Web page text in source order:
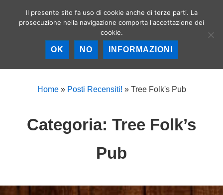
Birrerie artigianali a
Roma – La birra
artigianale nella
principaleHome» Posti Recensiti! » Tree Folk's Pub
Categoria: Tree Folk’s
Pub
Il presente sito fa uso di cookie anche di terze parti. La
prosecuzione nella navigazione comporta l'accettazione dei
cookie.
OK NO INFORMAZIONI